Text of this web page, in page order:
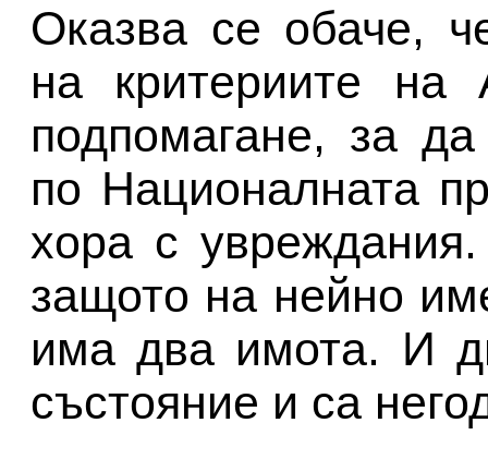
Оказва се обаче,
на критериите на
подпомагане, за
по Националната
хора с
защото на нейно
има два имота. И
състояние и са